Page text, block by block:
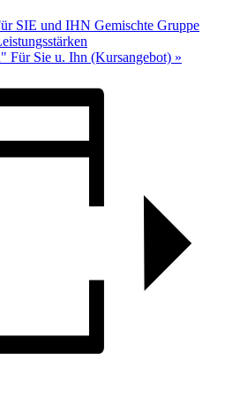
SIE und IHN Gemischte Gruppe
Für Sie u. Ihn (Kursangebot) »